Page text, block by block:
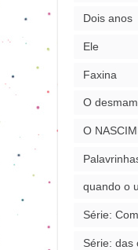
Dois anos
Ele
Faxina
O
O
quando o
Série:
Série: das